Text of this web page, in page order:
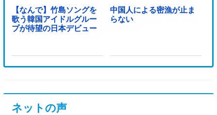
【なんで】竹島ソングを
歌う韓国アイドルグルー
プが待望の日本デビュー
中国人による密漁が止ま
らない
ネットの声